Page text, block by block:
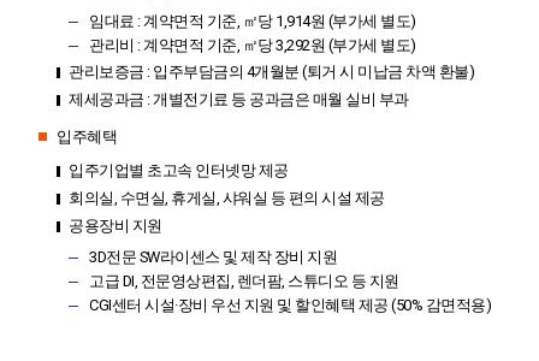
임대료 : 계약면적 기준, ㎡당 1,914원 (부가세 별도)
관리비 : 계약면적 기준, ㎡당 3,292원 (부가세 별도)
관리보증금 : 입주부담금의 4개월분 (퇴거 시 미납금 차액 환불)
제세공과금 : 개별전기료 등 공과금은 매월 실비 부과
입주혜택
입주기업별 초고속 인터넷망 제공
회의실, 수면실, 휴게실, 샤워실 등 편의 시설 제공
공용장비 지원
3D전문 SW라이센스 및 제작 장비 지원
고급 DI, 전문영상편집, 렌더팜, 스튜디오 등 지원
CGI센터 시설·장비 우선 지원 및 할인혜택 제공 (50% 감면적용)